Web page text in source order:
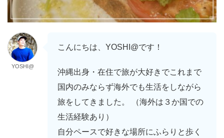
YOSHI@
こんにちは、YOSHI@です！
沖縄出身・在住で旅が大好きでこれまで
国内のみならず海外でも生活をしながら
旅をしてきました。 （海外は３か国での
生活経験あり）
自分ペースで好きな場所にふらりと歩く